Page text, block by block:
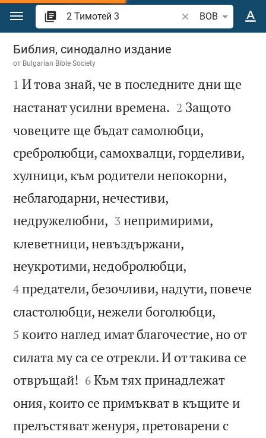
Преминете към съдържанието
Търсете стих или
BOB
2 Тимотей 3
Библия, синодално издание
от Bulgarian Bible Society

1 И това знай, че в последните дни ще
настанат усилни времена. 

2 Защото
човеците ще бъдат самолюбци,
сребролюбци, самохвалци, горделиви,
хулници, към родители непокорни,
неблагодарни, нечестиви,
недружелюбни, 

3 непримирими,
клеветници, невъздържани,
неукротими, недобролюбци,
4 предатели, безочливи, надути, повече
сластолюбци, нежели боголюбци,
5 които наглед имат благочестие, но от
силата му са се отрекли. И от такива се
отвръщай! 

6 Към тях принадлежат
ония, които се примъкват в къщите и
прелъстяват женуря, претоварени с